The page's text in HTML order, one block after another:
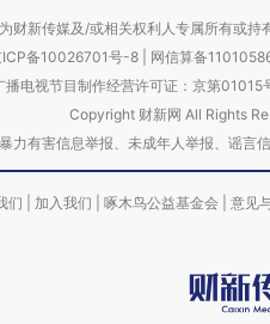
财新传媒及/或相关权利人专属所有或
ICP备10026701号-8 网信算备
播电视节目制作经营许可证：京第01015
Copyright 财新网 All Rights
力有害信息举报、未成年人举报、
们 加入我们 啄木鸟公益基金会 意见